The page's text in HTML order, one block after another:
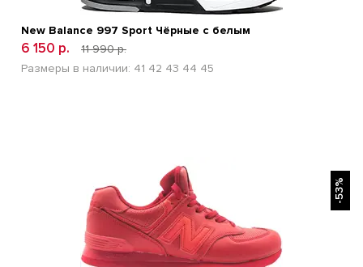
New Balance 997 Sport Чёрные с белым
6 150 р.
11 990 р.
Размеры в наличии: 41 42 43 44 45
БЫСТРЫЙ ПРОСМОТР
-53%